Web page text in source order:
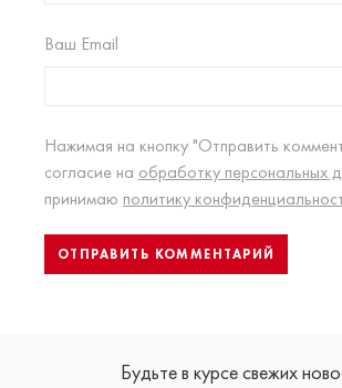
Ваш Email
Нажимая на кнопку "Отправить
согласие на обработку персональных
принимаю политику
Будьте в курсе свежих